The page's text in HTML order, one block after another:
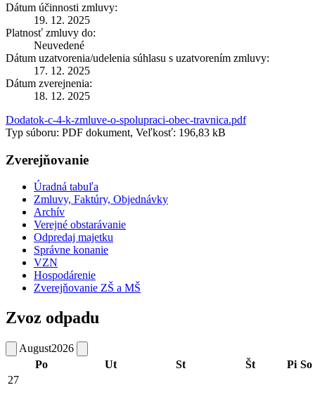
Dátum účinnosti zmluvy:
19. 12. 2025
Platnosť zmluvy do:
Neuvedené
Dátum uzatvorenia/udelenia súhlasu s uzatvorením zmluvy:
17. 12. 2025
Dátum zverejnenia:
18. 12. 2025
Dodatok-c-4-k-zmluve-o-spolupraci-obec-travnica.pdf
Typ súboru: PDF dokument, Veľkosť: 196,83 kB
Zverejňovanie
Úradná tabuľa
Zmluvy, Faktúry, Objednávky
Archív
Verejné obstarávanie
Odpredaj majetku
Správne konanie
VZN
Hospodárenie
Zverejňovanie ZŠ a MŠ
Zvoz odpadu
August2026
Po
Ut St Št Pi So
27